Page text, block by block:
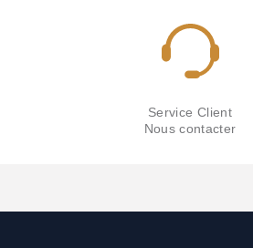
Service Client
Nous contacter